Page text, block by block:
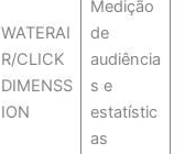
WATERAI
R/CLICK
DIMENSS
ION
Medição
de
audiência
s e
estatístic
as